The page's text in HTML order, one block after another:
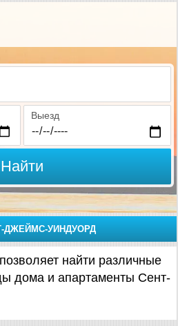
Выезд
Найти
ДЖЕЙМС-УИНДУОРД
найти различные
дома и апартаменты Сент-